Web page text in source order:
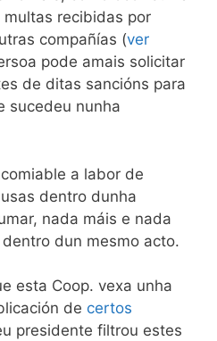
recibidas por
compañías (ver
pode amais solicitar
de ditas sancións para
sucedeu nunha
a labor de
dentro dunha
nada máis e nada
dun mesmo acto.
esta Coop. vexa unha
de certos
presidente filtrou estes